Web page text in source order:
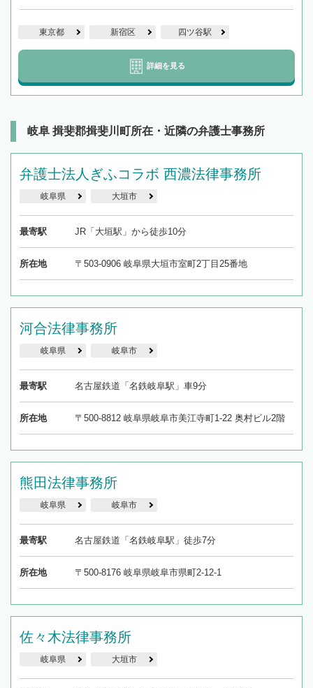
東京都 新宿区 四ツ谷駅
詳細を見る
岐阜 揖斐郡揖斐川町所在・近隣の弁護士事務所
弁護士法人ぎふコラボ 西濃法律事務所
岐阜県 大垣市
最寄駅 JR「大垣駅」から徒歩10分
所在地 〒503-0906 岐阜県大垣市室町2丁目25番地
河合法律事務所
岐阜県 岐阜市
最寄駅 名古屋鉄道「名鉄岐阜駅」車9分
所在地 〒500-8812 岐阜県岐阜市美江寺町1-22 奥村ビル2階
熊田法律事務所
岐阜県 岐阜市
最寄駅 名古屋鉄道「名鉄岐阜駅」徒歩7分
所在地 〒500-8176 岐阜県岐阜市県町2-12-1
佐々木法律事務所
岐阜県 大垣市